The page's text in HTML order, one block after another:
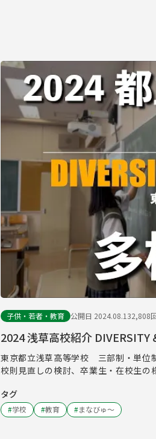
子供・若者・教育 公開日 2024.08.132,808
2024 浅草高校紹介 DIVERSITY
東京都立浅草高等学校 三部制・単位
校則見直しの検討、卒業生・在校生
タグ
#学校 #教育 #まなびゅ～